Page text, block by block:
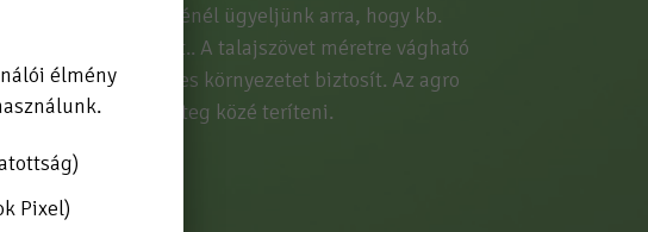
fólia telepítésénél ügyeljünk arra, hogy kb.
talajrögzítő tüskét.. A talajszövet méretre vágható
után gyommentes környezetet biztosít. Az agro
felszíni és földréteg közé teríteni.
élmény
Pixel)